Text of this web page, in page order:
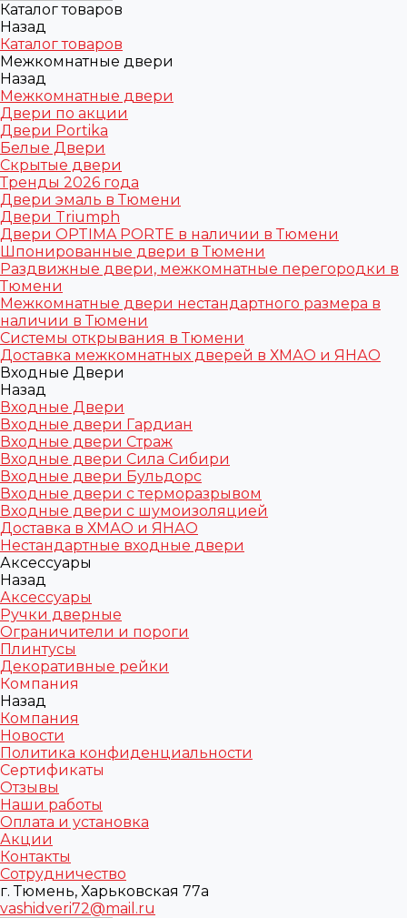
Каталог товаров
Назад
Каталог товаров
Межкомнатные двери
Назад
Межкомнатные двери
Двери по акции
Двери Portika
Белые Двери
Скрытые двери
Тренды 2026 года
Двери эмаль в Тюмени
Двери Triumph
Двери OPTIMA PORTE в наличии в Тюмени
Шпонированные двери в Тюмени
Раздвижные двери, межкомнатные перегородки в
Тюмени
Межкомнатные двери нестандартного размера в
наличии в Тюмени
Системы открывания в Тюмени
Доставка межкомнатных дверей в ХМАО и ЯНАО
Входные Двери
Назад
Входные Двери
Входные двери Гардиан
Входные двери Страж
Входные двери Сила Сибири
Входные двери Бульдорс
Входные двери с терморазрывом
Входные двери с шумоизоляцией
Доставка в ХМАО и ЯНАО
Нестандартные входные двери
Аксессуары
Назад
Аксессуары
Ручки дверные
Ограничители и пороги
Плинтусы
Декоративные рейки
Компания
Назад
Компания
Новости
Политика конфиденциальности
Сертификаты
Отзывы
Наши работы
Оплата и установка
Акции
Контакты
Сотрудничество
г. Тюмень, Харьковская 77а
vashidveri72@mail.ru